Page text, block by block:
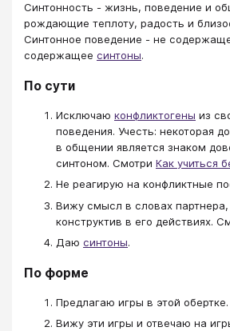
Синтонность - жизнь, поведение и
рождающие теплоту, радость и
Синтонное поведение - не
содержащее синтоны.
По сути
Исключаю конфликтогены из
поведения. Учесть: некоторая
в общении является знаком
синтоном. Смотри Как учиться
Не реагирую на конфликтные
Вижу смысл в словах партнера,
конструктив в его действиях.
Даю синтоны.
По форме
Предлагаю игры в этой обертке.
Вижу эти игры и отвечаю на